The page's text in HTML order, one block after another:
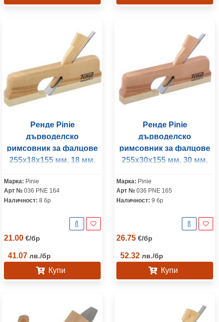
Ренде Pinie
дърводелско
римсовник за фалцове
255x18x155 мм, 18 мм,
Марка: Pinie
Арт № 036 PNE 164
Наличност: 8 бр
21.00 €/бр
41.07 лв./бр
Купи
Ренде Pinie
дърводелско
римсовник за фалцове
255x30x155 мм, 30 мм,
Марка: Pinie
Арт № 036 PNE 165
Наличност: 9 бр
26.75 €/бр
52.32 лв./бр
Купи